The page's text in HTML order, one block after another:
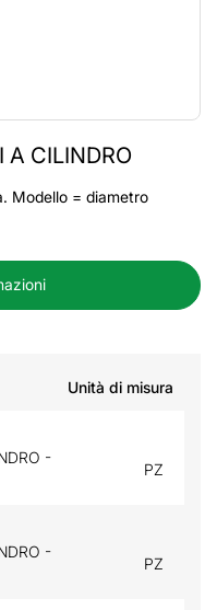
A CILINDRO
Modello = diametro
Unità di misura
-
PZ
-
PZ